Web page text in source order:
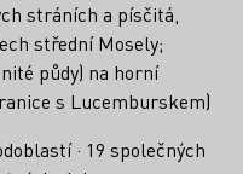
stráních a písčitá,
střední Mosely;
půdy) na horní
s Lucemburskem)
· 19 společných